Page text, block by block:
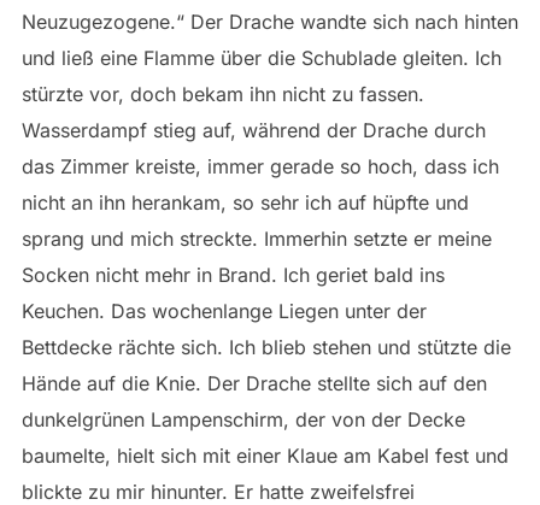
Neuzugezogene.“ Der Drache wandte sich nach hinten
und ließ eine Flamme über die Schublade gleiten. Ich
stürzte vor, doch bekam ihn nicht zu fassen.
Wasserdampf stieg auf, während der Drache durch
das Zimmer kreiste, immer gerade so hoch, dass ich
nicht an ihn herankam, so sehr ich auf hüpfte und
sprang und mich streckte. Immerhin setzte er meine
Socken nicht mehr in Brand. Ich geriet bald ins
Keuchen. Das wochenlange Liegen unter der
Bettdecke rächte sich. Ich blieb stehen und stützte die
Hände auf die Knie. Der Drache stellte sich auf den
dunkelgrünen Lampenschirm, der von der Decke
baumelte, hielt sich mit einer Klaue am Kabel fest und
blickte zu mir hinunter. Er hatte zweifelsfrei